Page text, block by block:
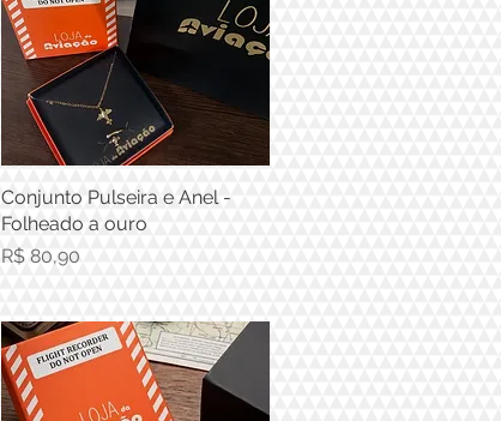
Visualização rápida
Conjunto Pulseira e Anel -
Folheado a ouro
Preço
R$ 80,90